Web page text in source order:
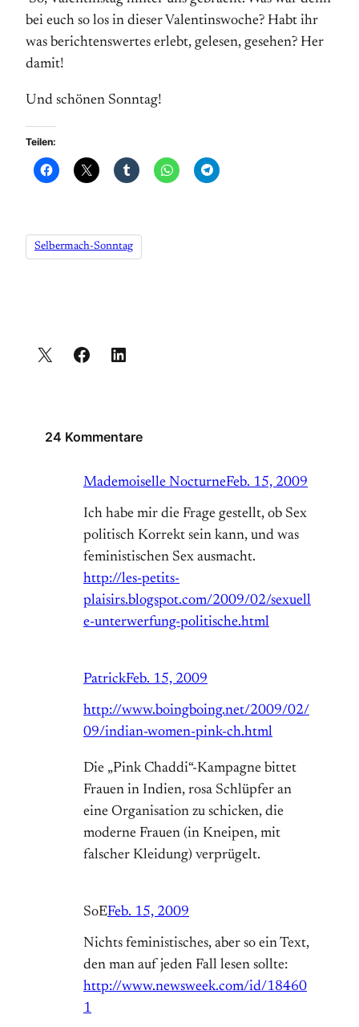
bei euch so los in dieser Valentinswoche? Habt ihr
was berichtenswertes erlebt, gelesen, gesehen? Her
damit!
Und schönen Sonntag!
Teilen:
Selbermach-Sonntag
24 Kommentare
Mademoiselle NocturneFeb. 15, 2009
Ich habe mir die Frage gestellt, ob Sex
politisch Korrekt sein kann, und was
feministischen Sex ausmacht.
http://les-petits-
plaisirs.blogspot.com/2009/02/sexuell
e-unterwerfung-politische.html
PatrickFeb. 15, 2009
http://www.boingboing.net/2009/02/
09/indian-women-pink-ch.html
Die „Pink Chaddi“-Kampagne bittet
Frauen in Indien, rosa Schlüpfer an
eine Organisation zu schicken, die
moderne Frauen (in Kneipen, mit
falscher Kleidung) verprügelt.
SoEFeb. 15, 2009
Nichts feministisches, aber so ein Text,
den man auf jeden Fall lesen sollte:
http://www.newsweek.com/id/18460
1